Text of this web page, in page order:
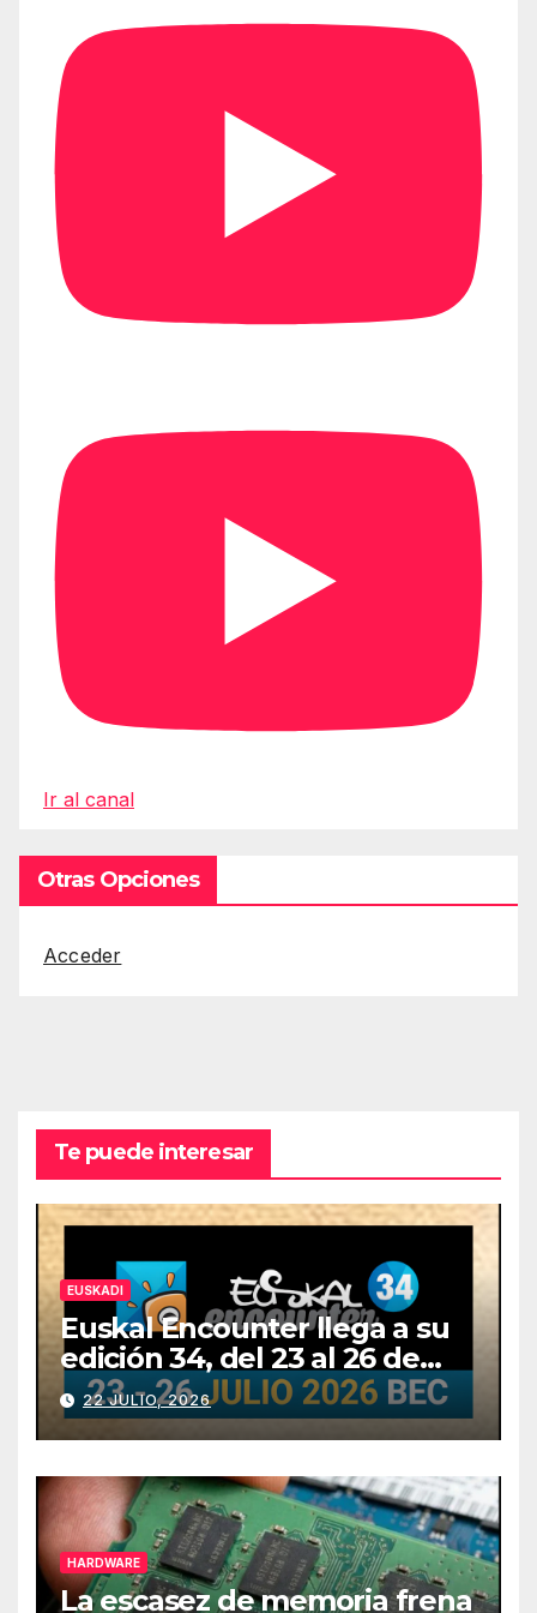
Ir al canal
Otras Opciones
Acceder
Te puede interesar
EUSKADI
Euskal Encounter llega a su
edición 34, del 23 al 26 de
julio
22 JULIO, 2026
HARDWARE
La escasez de memoria frena